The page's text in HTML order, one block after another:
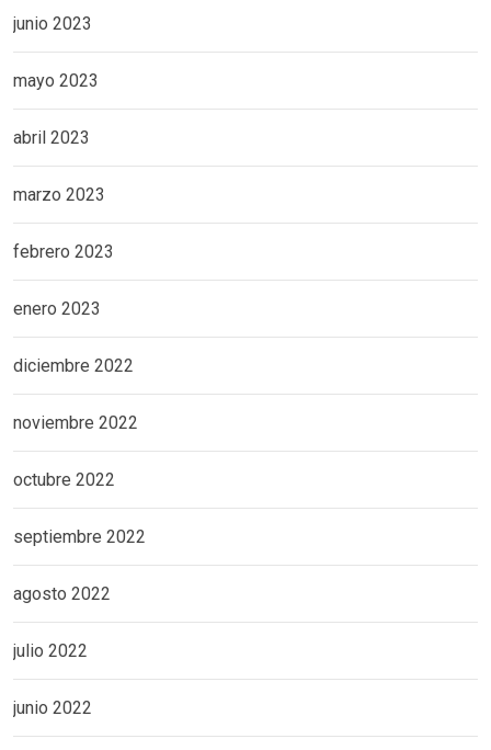
junio 2023
mayo 2023
abril 2023
marzo 2023
febrero 2023
enero 2023
diciembre 2022
noviembre 2022
octubre 2022
septiembre 2022
agosto 2022
julio 2022
junio 2022